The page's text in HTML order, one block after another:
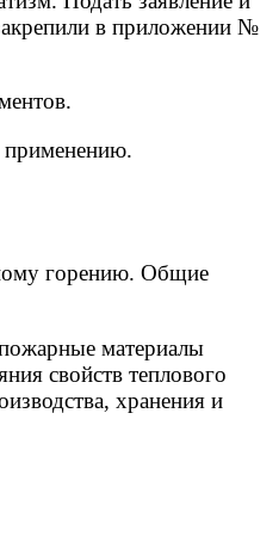
в приложении №
применению.
горению. Общие
материалы
свойств теплового
хранения и